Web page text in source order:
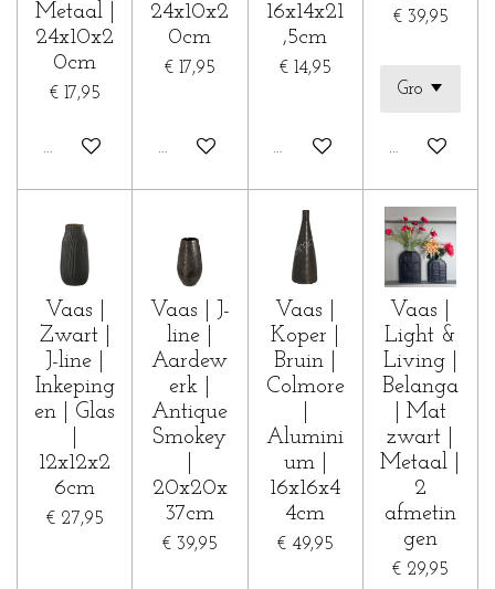
Metaal |
24x10x2
0cm
€ 17,95
In winkelwagen
24x10x2
0cm
€ 17,95
In winkelwagen
16x14x21
,5cm
€ 14,95
In winkelwagen
€ 39,95
In
Vaas |
Zwart |
J-line |
Inkeping
en | Glas
12x12x2
6cm
€ 27,95
Vaas | J-
line |
Aardew
erk |
Antique
Smokey
20x20x
37cm
€ 39,95
Vaas |
Koper |
Bruin |
Colmore
Alumini
um |
16x16x4
4cm
€ 49,95
Vaas |
Light &
Living |
Belanga
| Mat
zwart |
Metaal |
2
afmetin
gen
€ 29,95